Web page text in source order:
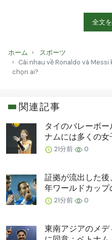
全文
ホーム
スポーツ
Cãi nhau về Ronaldo và
chọn ai?
関連記事
タイのバレーボ
ナムには多くの
21分前 0
証拠が流出した
年ワールドカップ
いる…。
21分前 0
東南アジアのメ